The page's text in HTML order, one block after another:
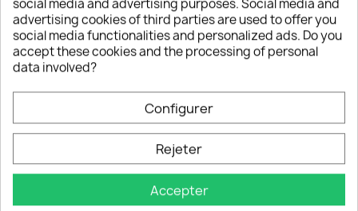
LP 12"
EAN0081227954963
Tracklist
And The Cradle Will Rock...
Everybody Wants Some!!
social media and advertising purposes. Social media and
advertising cookies of third parties are used to offer you
social media functionalities and personalized ads. Do you
accept these cookies and the processing of personal
data involved?
Configurer
Rejeter
Accepter